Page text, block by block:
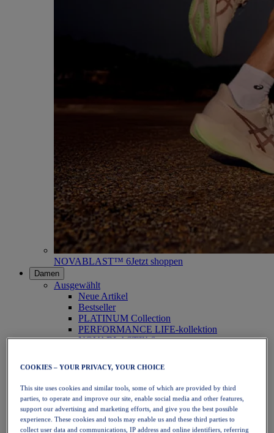
NOVABLAST™ 6Jetzt shoppen
Damen
Ausgewählt
Neue Artikel
Bestseller
PLATINUM Collection
PERFORMANCE LIFE-kollektion
NOVABLAST™ 6
Laufen
Trailrunning
Tennis
Volleyball
Handball
Padel
Korbball
COOKIES – YOUR PRIVACY, YOUR CHOICE
This site uses cookies and similar tools, some of which are provided by third
parties, to operate and improve our site, enable social media and other features,
support our advertising and marketing efforts, and give you the best possible
experience. These cookies and tools may enable us and these third parties to
collect user data and communications, IP address and online identifiers, referring